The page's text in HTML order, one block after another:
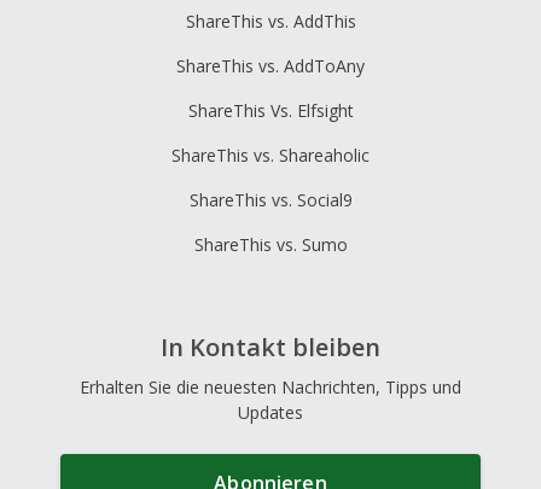
ShareThis vs. AddThis
ShareThis vs. AddToAny
ShareThis Vs. Elfsight
ShareThis vs. Shareaholic
ShareThis vs. Social9
ShareThis vs. Sumo
In Kontakt bleiben
Erhalten Sie die neuesten Nachrichten, Tipps und
Updates
Abonnieren